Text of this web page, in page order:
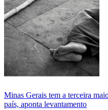
Minas Gerais tem a terceira
país, aponta levantamento